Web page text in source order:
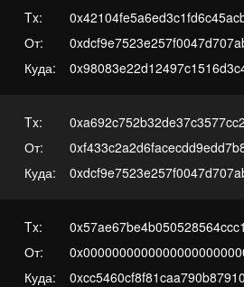
Tx:
От:
Куда:
Tx:
От:
Куда:
Tx:
От:
Куда: